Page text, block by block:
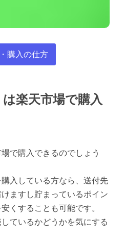
購入の仕方
楽天市場で購入
で購入できるのでしょう
入している方なら、送付先
ますし貯まっているポイン
くすることも可能です。
ているかどうかを気にする